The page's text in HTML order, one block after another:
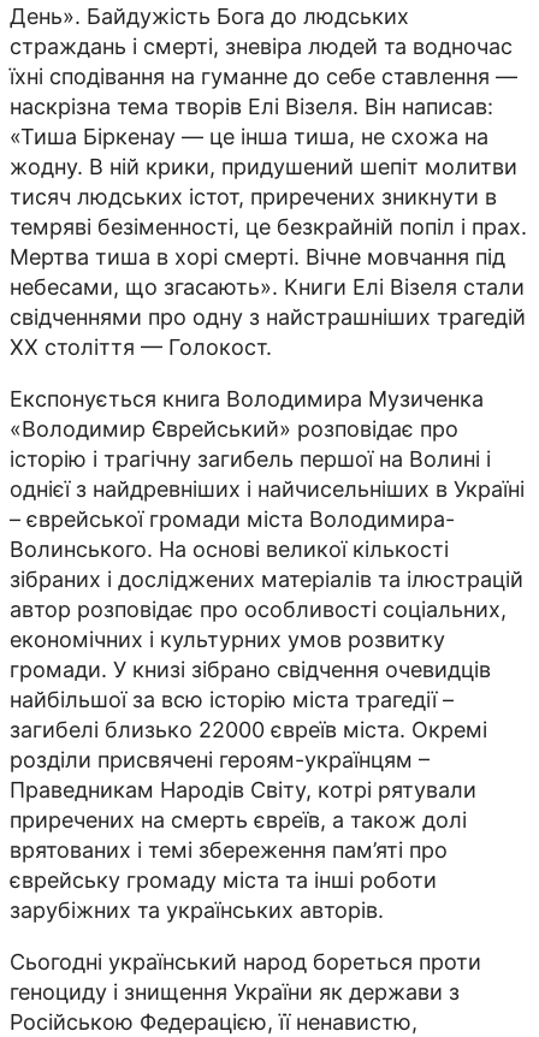
День». Байдужість Бога до людських
страждань і смерті, зневіра людей та водночас
їхні сподівання на гуманне до себе ставлення —
наскрізна тема творів Елі Візеля. Він написав:
«Тиша Біркенау — це інша тиша, не схожа на
жодну. В ній крики, придушений шепіт молитви
тисяч людських істот, приречених зникнути в
темряві безіменності, це безкрайній попіл і прах.
Мертва тиша в хорі смерті. Вічне мовчання під
небесами, що згасають». Книги Елі Візеля стали
свідченнями про одну з найстрашніших трагедій
XX століття — Голокост.
Експонується книга Володимира Музиченка
«Володимир Єврейський» розповідає про
історію і трагічну загибель першої на Волині і
однієї з найдревніших і найчисельніших в Україні
– єврейської громади міста Володимира-
Волинського. На основі великої кількості
зібраних і досліджених матеріалів та ілюстрацій
автор розповідає про особливості соціальних,
економічних і культурних умов розвитку
громади. У книзі зібрано свідчення очевидців
найбільшої за всю історію міста трагедії –
загибелі близько 22000 євреїв міста. Окремі
розділи присвячені героям-українцям –
Праведникам Народів Світу, котрі рятували
приречених на смерть євреїв, а також долі
врятованих і темі збереження пам’яті про
єврейську громаду міста та інші роботи
зарубіжних та українських авторів.
Сьогодні український народ бореться проти
геноциду і знищення України як держави з
Російською Федерацією, її ненавистю,